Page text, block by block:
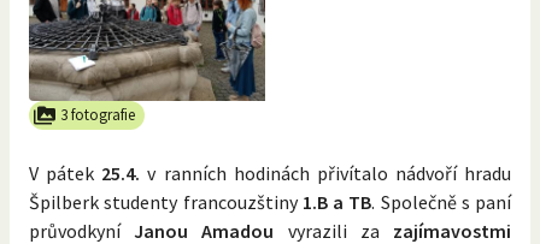
3 fotografie
V pátek 25.4. v ranních hodinách přivítalo nádvoří hradu
Špilberk studenty francouzštiny 1.B a TB. Společně s paní
průvodkyníJanou Amadou vyrazili za zajímavostmi